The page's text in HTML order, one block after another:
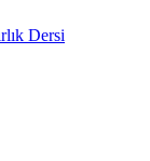
Dersi